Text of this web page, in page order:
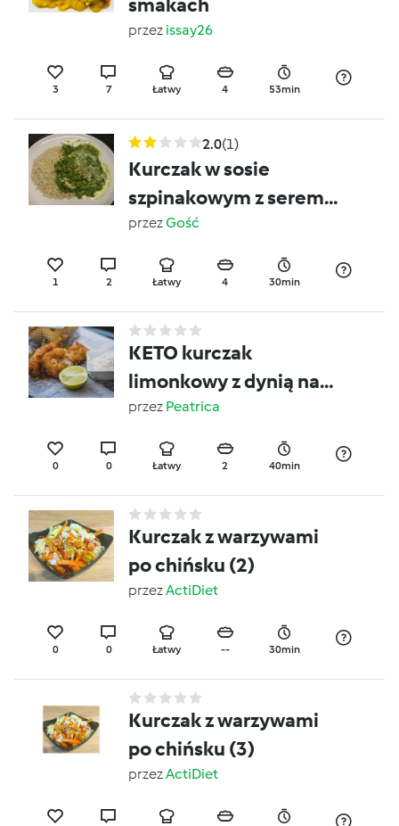
smakach
przez issay26
3 7 Łatwy 4 53min
2.0(1)
Kurczak w sosie
szpinakowym z serem
plesniowym
przezGość
1 2 Łatwy 4 30min
KETO kurczak
limonkowy z dynią na
Varomie
przez Peatrica
0 0 Łatwy 2 40min
Kurczak z warzywami
po chińsku (2)
przezActiDiet
0 0 Łatwy -- 30min
Kurczak z warzywami
po chińsku (3)
przezActiDiet